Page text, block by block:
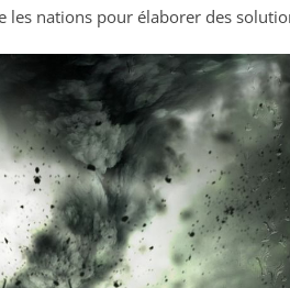
nations pour élaborer des